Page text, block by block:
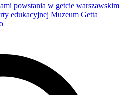
powstania w getcie warszawskim
edukacyjnej Muzeum Getta